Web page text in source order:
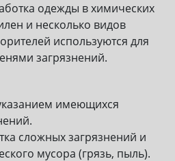
одежды в химических
и несколько видов
используются для
загрязнений.
имеющихся
сложных загрязнений и
мусора (грязь, пыль).